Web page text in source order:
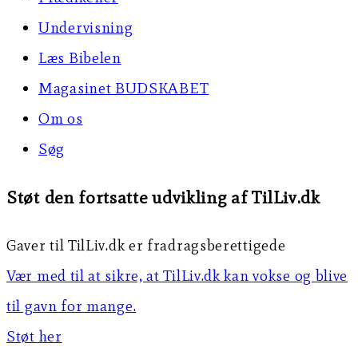
Undervisning
Læs Bibelen
Magasinet BUDSKABET
Om os
Søg
Støt den fortsatte udvikling af TilLiv.dk
Gaver til TilLiv.dk er fradragsberettigede
Vær med til at sikre, at TilLiv.dk kan vokse og blive
til gavn for mange.
Støt her